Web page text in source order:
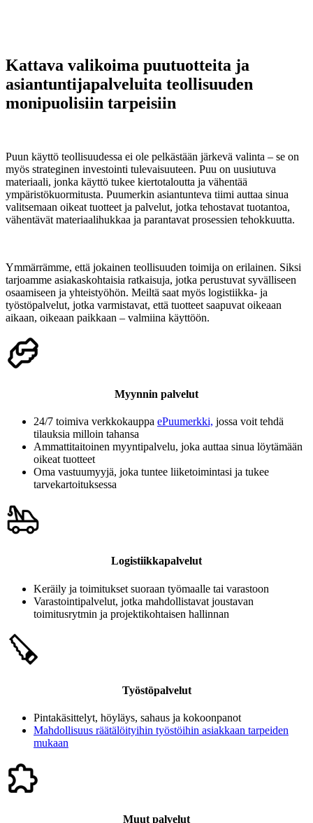
Kattava valikoima puutuotteita ja
asiantuntijapalveluita teollisuuden
monipuolisiin tarpeisiin
Puun käyttö teollisuudessa ei ole pelkästään järkevä valinta – se on
myös strateginen investointi tulevaisuuteen. Puu on uusiutuva
materiaali, jonka käyttö tukee kiertotaloutta ja vähentää
ympäristökuormitusta. Puumerkin asiantunteva tiimi auttaa sinua
valitsemaan oikeat tuotteet ja palvelut, jotka tehostavat tuotantoa,
vähentävät materiaalihukkaa ja parantavat prosessien tehokkuutta.
Ymmärrämme, että jokainen teollisuuden toimija on erilainen. Siksi
tarjoamme asiakaskohtaisia ratkaisuja, jotka perustuvat syvälliseen
osaamiseen ja yhteistyöhön. Meiltä saat myös logistiikka- ja
työstöpalvelut, jotka varmistavat, että tuotteet saapuvat oikeaan
aikaan, oikeaan paikkaan – valmiina käyttöön.
Myynnin palvelut
24/7 toimiva verkkokauppa ePuumerkki, jossa voit tehdä
tilauksia milloin tahansa
Ammattitaitoinen myyntipalvelu, joka auttaa sinua löytämään
oikeat tuotteet
Oma vastuumyyjä, joka tuntee liiketoimintasi ja tukee
tarvekartoituksessa
Logistiikkapalvelut
Keräily ja toimitukset suoraan työmaalle tai varastoon
Varastointipalvelut, jotka mahdollistavat joustavan
toimitusrytmin ja projektikohtaisen hallinnan
Työstöpalvelut
Pintakäsittelyt, höyläys, sahaus ja kokoonpanot
Mahdollisuus räätälöityihin työstöihin asiakkaan tarpeiden
mukaan
Muut palvelut